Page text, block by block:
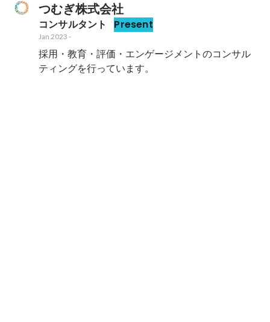
つむぎ株式会社
コンサルタント Present
Jan 2023 -
採用・教育・評価・エンゲージメントのコンサル
ティングを行っています。